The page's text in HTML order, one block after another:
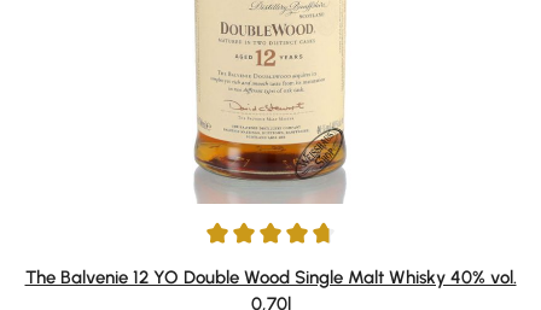
Average rating of 4.86 out of 5 stars
The Balvenie 12 YO Double Wood Single Malt Whisky 40% vol.
0,70l